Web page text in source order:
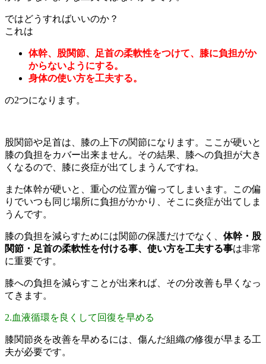
ではどうすればいいのか？
これは
体幹、股関節、足首の柔軟性をつけて、膝に負担がか
からないようにする。
身体の使い方を工夫する。
の2つになります。
股関節や足首は、膝の上下の関節になります。ここが硬いと
膝の負担をカバー出来ません。その結果、膝への負担が大き
くなるので、膝に炎症が出てしまうんですね。
また体幹が硬いと、重心の位置が偏ってしまいます。この偏
りでいつも同じ場所に負担がかかり、そこに炎症が出てしま
うんです。
膝の負担を減らすためには関節の保護だけでなく、 体幹・股
関節・足首の柔軟性を付ける事、使い方を工夫する事は非常
に重要です。
膝への負担を減らすことが出来れば、その分改善も早くなっ
てきます。
2.血液循環を良くして回復を早める
膝関節炎を改善を早めるには、傷んだ組織の修復が早まる工
夫が必要です。